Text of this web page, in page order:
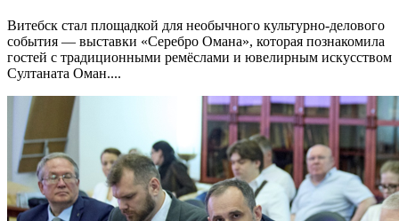
Витебск стал площадкой для необычного культурно-делового
события — выставки «Серебро Омана», которая познакомила
гостей с традиционными ремёслами и ювелирным искусством
Султаната Оман....